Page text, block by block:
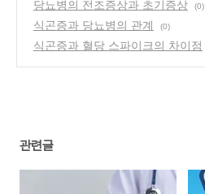
당뇨병의 전조증상과 초기증상 (0)
식곤증과 당뇨병의 관계 (0)
식곤증과 혈당 스파이크의 차이점
관련글